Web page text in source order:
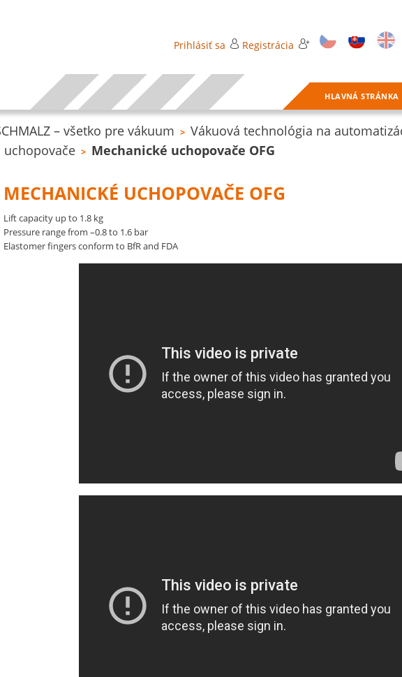
Prihlásiť sa Registrácia
HLAVNÁ STRÁNKA
– všetko pre vákuum > Vákuová technológia na
uchopovače > Mechanické uchopovače OFG
MECHANICKÉ UCHOPOVAČE OFG
Lift capacity up to 1.8 kg
Pressure range from –0.8 to 1.6 bar
Elastomer fingers conform to BfR and FDA